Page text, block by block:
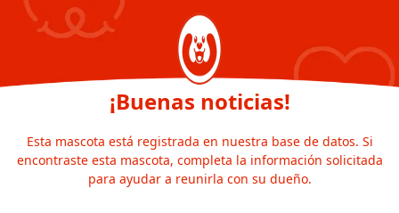
¡Buenas noticias!
Esta mascota está registrada en nuestra base de datos. Si
encontraste esta mascota, completa la información solicitada
para ayudar a reunirla con su dueño.